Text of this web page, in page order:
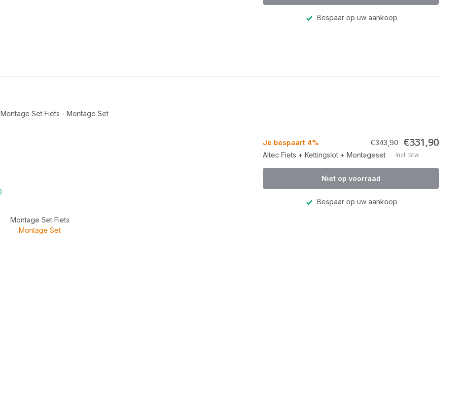
Bespaar op uw aankoop
Montage Set Fiets - Montage Set
Montage Set Fiets
Montage Set
Je bespaart 4% €343,90 €331,90
Altec Fiets + Kettingslot + Montageset Incl. btw
Niet op voorraad
Bespaar op uw aankoop